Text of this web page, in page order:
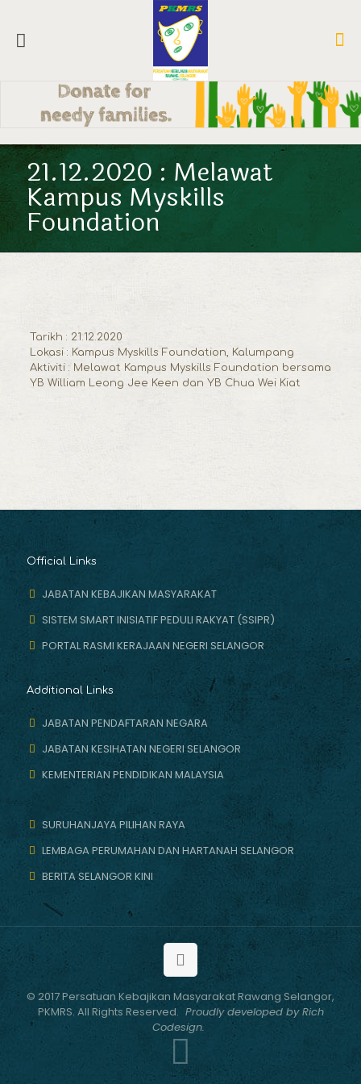
21.12.2020 : Melawat
Kampus Myskills
Foundation
Tarikh : 21.12.2020
Lokasi : Kampus Myskills Foundation, Kalumpang
Aktiviti : Melawat Kampus Myskills Foundation bersama
YB William Leong Jee Keen dan YB Chua Wei Kiat
Official Links
JABATAN KEBAJIKAN MASYARAKAT
SISTEM SMART INISIATIF PEDULI RAKYAT (SSIPR)
PORTAL RASMI KERAJAAN NEGERI SELANGOR
Additional Links
JABATAN PENDAFTARAN NEGARA
JABATAN KESIHATAN NEGERI SELANGOR
KEMENTERIAN PENDIDIKAN MALAYSIA
SURUHANJAYA PILIHAN RAYA
LEMBAGA PERUMAHAN DAN HARTANAH SELANGOR
BERITA SELANGOR KINI
© 2017 Persatuan Kebajikan Masyarakat Rawang Selangor,
PKMRS. All Rights Reserved. Proudly developed by Rich
Codesign.